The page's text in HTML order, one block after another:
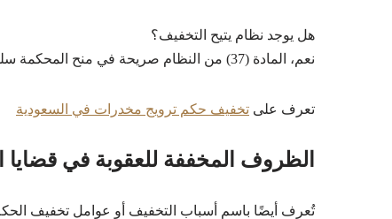
هل يوجد نظام يتيح التخفيف؟
نعم، المادة (37) من النظام صريحة في منح المحكمة سلطة تقدير العقوبة وفق الظروف.
تعرف على تخفيف حكم ترويج مخدرات في السعودية
الظروف المخففة للعقوبة في قضايا
تُعرف أيضًا باسم أسباب التخفيف أو عوامل تخفيف